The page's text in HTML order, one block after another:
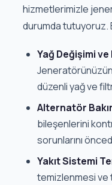
hizmetlerimizle
durumda tutuyoruz.
Yağ Değişimi
düzenli yağ ve
Alternatör
bileşenlerini
sorunlarını
Yakıt Sistemi
temizlenmesi ve